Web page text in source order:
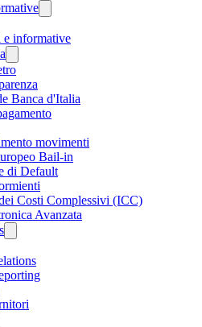
e informative
Banca d'Italia
movimenti
Bail-in
di Default
Costi Complessivi (ICC)
Avanzata